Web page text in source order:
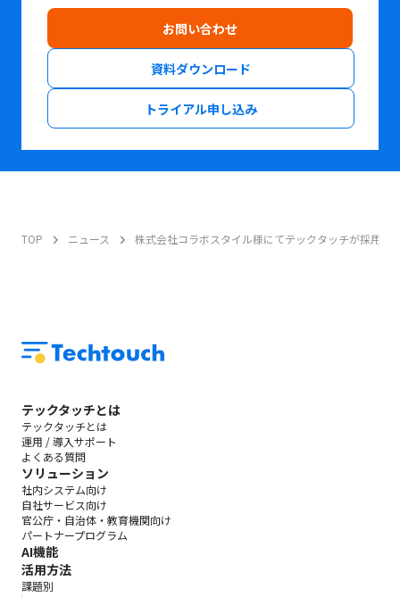
お問い合わせ
資料ダウンロード
トライアル申し込み
TOP ニュース 株式会社コラボスタイル様にてテックタッチが採用さ
テックタッチとは
テックタッチとは
運用 / 導入サポート
よくある質問
ソリューション
社内システム向け
自社サービス向け
官公庁・自治体・教育機関向け
パートナープログラム
AI機能
活用方法
課題別